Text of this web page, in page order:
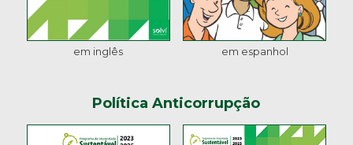
em inglês em espanhol
Política Anticorrupção